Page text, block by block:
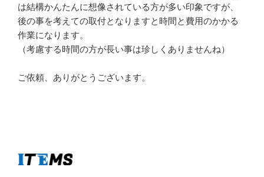
は結構かんたんに想像されている方が多い印象ですが、
後の事を考えての取付となりますと時間と費用のかかる
作業になります。
（考慮する時間の方が長い事は珍しくありませんね）
ご依頼、ありがとうございます。